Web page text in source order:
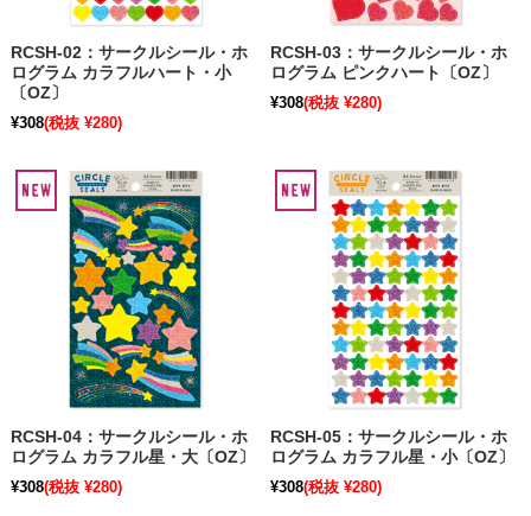
RCSH-02：サークルシール・ホ
ログラム カラフルハート・小
〔OZ〕
¥308(税抜 ¥280)
RCSH-03：サークルシール・ホ
ログラム ピンクハート〔OZ〕
¥308(税抜 ¥280)
RCSH-04：サークルシール・ホ
ログラム カラフル星・大〔OZ〕
¥308(税抜 ¥280)
RCSH-05：サークルシール・ホ
ログラム カラフル星・小〔OZ〕
¥308(税抜 ¥280)